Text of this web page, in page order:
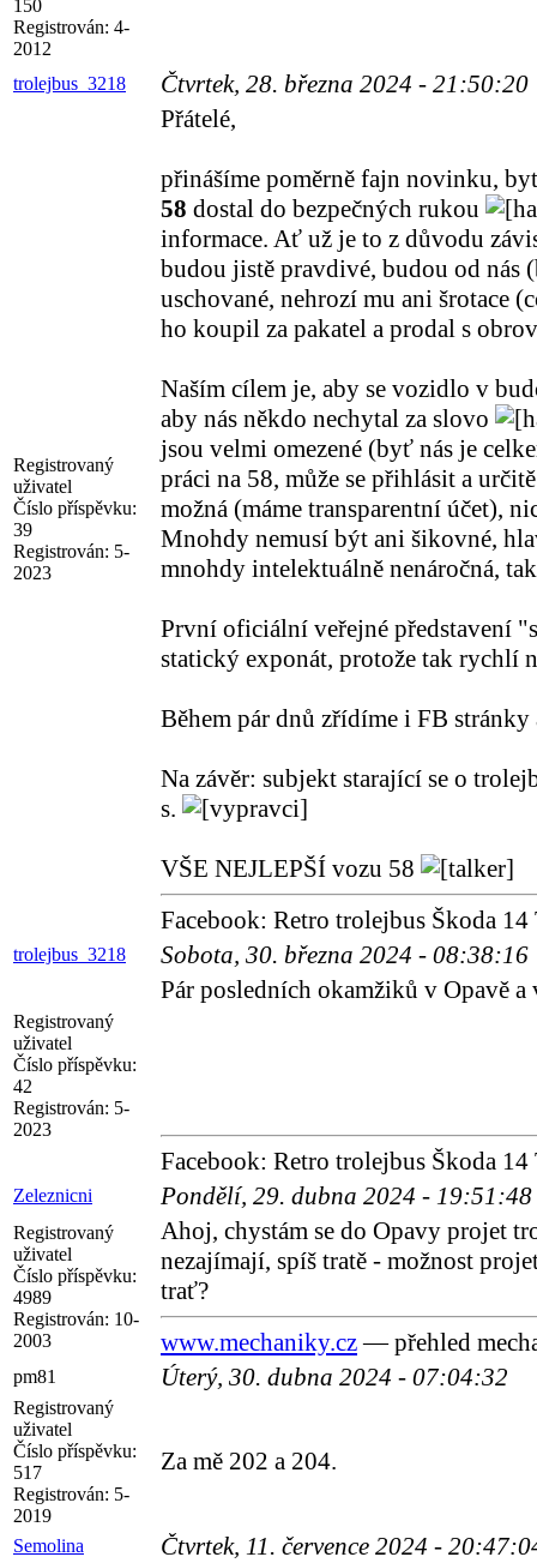
150
Registrován: 4-
2012
trolejbus_3218 Čtvrtek, 28. března 2024 - 21:50:20
Registrovaný
uživatel
Číslo příspěvku:
39
Registrován: 5-
2023
Přátelé,
přinášíme poměrně fajn novinku,
58 dostal do bezpečných rukou
informace. Ať už je to z důvodu
budou jistě pravdivé, budou od nás
uschované, nehrozí mu ani šrotace
ho koupil za pakatel a prodal s
Naším cílem je, aby se vozidlo v
aby nás někdo nechytal za slovo
jsou velmi omezené (byť nás je
práci na 58, může se přihlásit a
možná (máme transparentní účet),
Mnohdy nemusí být ani šikovné,
mnohdy intelektuálně nenáročná,
První oficiální veřejné představení
statický exponát, protože tak rychlí
Během pár dnů zřídíme i FB
Na závěr: subjekt starající se o
s.
VŠE NEJLEPŠÍ vozu 58
Facebook: Retro trolejbus Škoda
trolejbus_3218 Sobota, 30. března 2024 - 08:38:16
Registrovaný
uživatel
Číslo příspěvku:
42
Registrován: 5-
2023
Pár posledních okamžiků v Opavě
Facebook: Retro trolejbus Škoda
Zeleznicni Pondělí, 29. dubna 2024 - 19:51:48
Registrovaný
uživatel
Číslo příspěvku:
4989
Registrován: 10-
2003
Ahoj, chystám se do Opavy projet
nezajímají, spíš tratě - možnost
trať?
www.mechaniky.cz— přehled
pm81 Úterý, 30. dubna 2024 - 07:04:32
Registrovaný
uživatel
Číslo příspěvku:
517
Registrován: 5-
2019
Za mě 202 a 204.
Semolina Čtvrtek, 11. července 2024 -